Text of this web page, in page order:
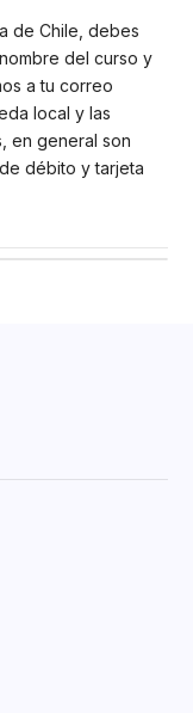
de Chile, debes
del curso y
a tu correo
local y las
en general son
débito y tarjeta